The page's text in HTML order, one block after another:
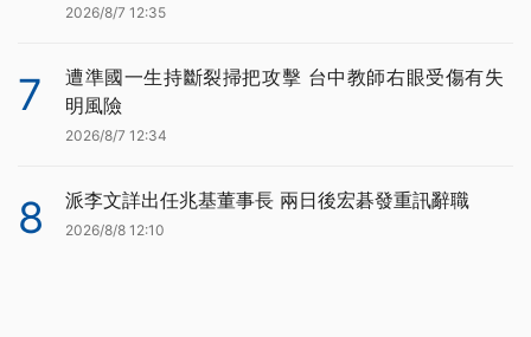
2026/8/7 12:35
7
遭準國一生持斷裂掃把攻擊 台中教師右眼受傷有失
明風險
2026/8/7 12:34
8 派李文詳出任兆基董事長 兩日後宏碁發重訊辭職
2026/8/8 12:10